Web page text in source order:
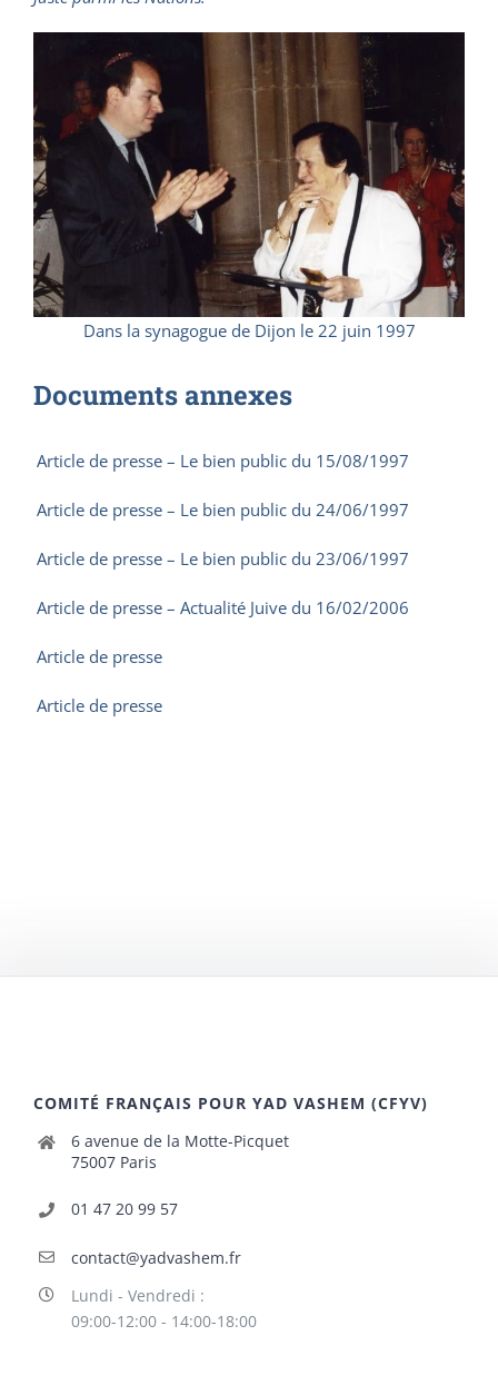
Dans la synagogue de Dijon le 22 juin 1997
Documents annexes
Article de presse – Le bien public du 15/08/1997
Article de presse – Le bien public du 24/06/1997
Article de presse – Le bien public du 23/06/1997
Article de presse – Actualité Juive du 16/02/2006
Article de presse
Article de presse
COMITÉ FRANÇAIS POUR YAD VASHEM (CFYV)
6 avenue de la Motte-Picquet
75007 Paris
01 47 20 99 57
contact@yadvashem.fr
Lundi - Vendredi :
09:00-12:00 - 14:00-18:00